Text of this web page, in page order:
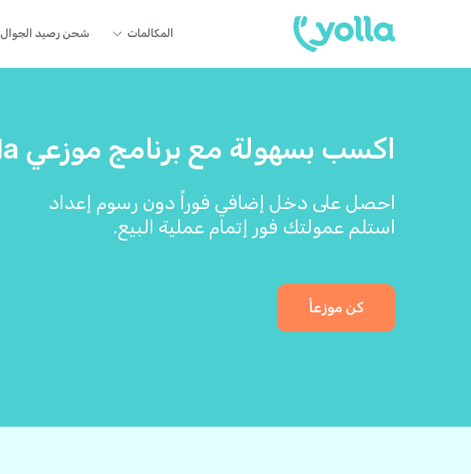
المكالمات شحن رصيد الجوال
اكسب بسهولة مع برنامج موزعي Yolla
احصل على دخل إضافي فوراً دون رسوم إعداد
استلم عمولتك فور إتمام عملية البيع.
كن موزعاً